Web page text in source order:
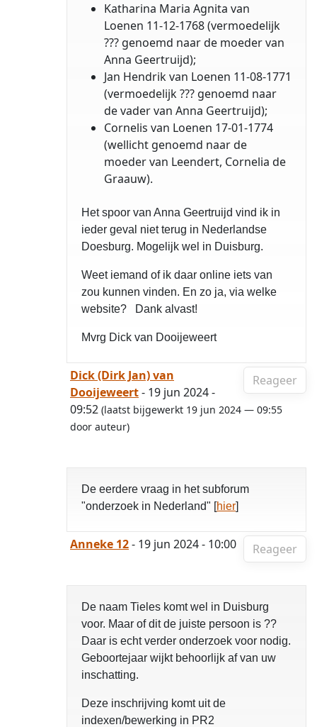
Katharina Maria Agnita van
Loenen 11-12-1768 (vermoedelijk
??? genoemd naar de moeder van
Anna Geertruijd);
Jan Hendrik van Loenen 11-08-1771
(vermoedelijk ??? genoemd naar
de vader van Anna Geertruijd);
Cornelis van Loenen 17-01-1774
(wellicht genoemd naar de
moeder van Leendert, Cornelia de
Graauw).
Het spoor van Anna Geertruijd vind ik in
ieder geval niet terug in Nederlandse
Doesburg. Mogelijk wel in Duisburg.
Weet iemand of ik daar online iets van
zou kunnen vinden. En zo ja, via welke
website? Dank alvast!
Mvrg Dick van Dooijeweert
Reageer
Dick (Dirk Jan) van
Dooijeweert- 19 jun 2024 -
09:52 (laatst bijgewerkt 19 jun 2024 — 09:55
door auteur)
De eerdere vraag in het subforum
"onderzoek in Nederland" [hier]
Reageer
Anneke 12- 19 jun 2024 - 10:00
De naam Tieles komt wel in Duisburg
voor. Maar of dit de juiste persoon is ??
Daar is echt verder onderzoek voor nodig.
Geboortejaar wijkt behoorlijk af van uw
inschatting.
Deze inschrijving komt uit de
indexen/bewerking in PR2